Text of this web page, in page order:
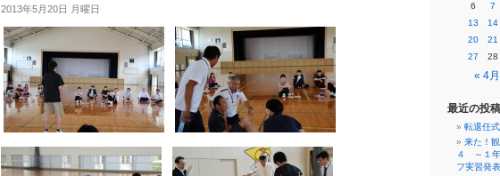
2013年5月20日 月曜日
« 4月
6
7
13
14
20
21
27
28
最近の投稿
転退任
来た！
４ ～１
フ実習発